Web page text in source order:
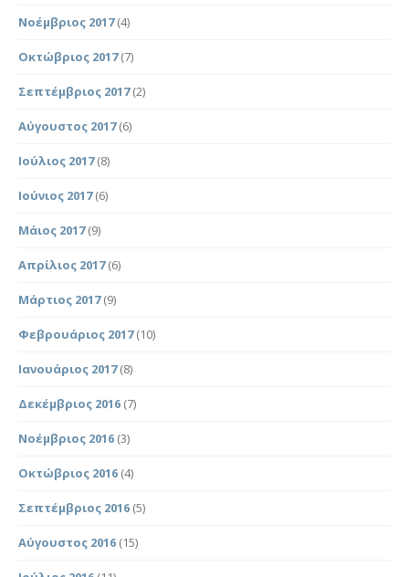
Νοέμβριος 2017(4)
Οκτώβριος 2017(7)
Σεπτέμβριος 2017(2)
Αύγουστος 2017(6)
Ιούλιος 2017(8)
Ιούνιος 2017(6)
Μάιος 2017(9)
Απρίλιος 2017(6)
Μάρτιος 2017(9)
Φεβρουάριος 2017(10)
Ιανουάριος 2017(8)
Δεκέμβριος 2016 (7)
Νοέμβριος 2016 (3)
Οκτώβριος 2016 (4)
Σεπτέμβριος 2016 (5)
Αύγουστος 2016 (15)